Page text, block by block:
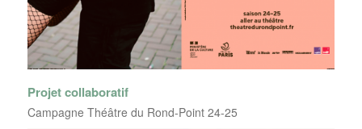
Projet collaboratif
Campagne Théâtre du Rond-Point 24-25